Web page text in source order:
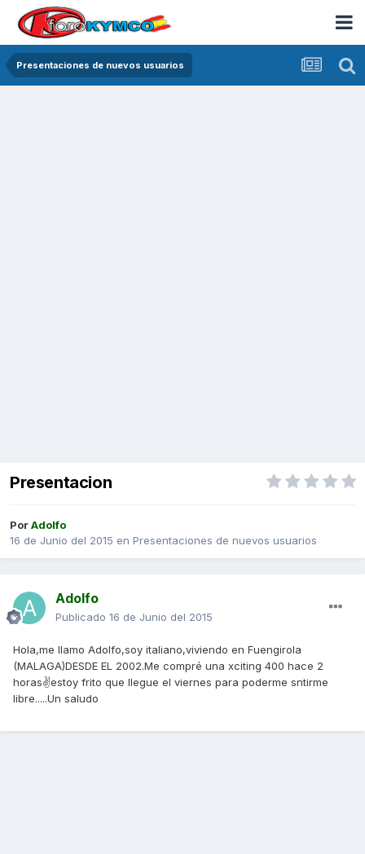
Presentaciones de nuevos usuarios
Presentacion
PorAdolfo
16 de Junio del 2015 en Presentaciones de nuevos usuarios
Adolfo
Publicado 16 de Junio del 2015
Hola,me llamo Adolfo,soy italiano,viviendo en Fuengirola
(MALAGA)DESDE EL 2002.Me compré una xciting 400 hace 2
horas✌estoy frito que llegue el viernes para poderme sntirme
libre.....Un saludo